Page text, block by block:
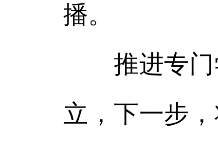
播。
推进专门
立，下一步